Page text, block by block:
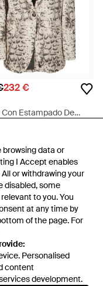
browsing data or
I Accept enables
or withdrawing your
disabled, some
to you. You
at any time by
of the page. For
Personalised
content
development.
browsing data or
I Accept enables
or withdrawing your
disabled, some
to you. You
at any time by
of the page. For
Personalised
content
development.
232 €
Con Estampado De